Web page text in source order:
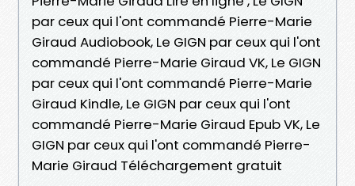
par ceux qui l'ont commandé Pierre-Marie
Giraud Audiobook, Le GIGN par ceux qui l'ont
commandé Pierre-Marie Giraud VK, Le GIGN
par ceux qui l'ont commandé Pierre-Marie
Giraud Kindle, Le GIGN par ceux qui l'ont
commandé Pierre-Marie Giraud Epub VK, Le
GIGN par ceux qui l'ont commandé Pierre-
Marie Giraud Téléchargement gratuit